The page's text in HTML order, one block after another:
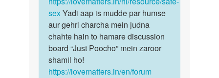
sexYadi aap is mudde par humse
aur gehri charcha mein judna
chahte hain to hamare discussion
board “Just Poocho” mein zaroor
shamil ho!
https://lovematters.in/en/forum